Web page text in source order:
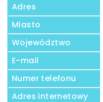
Adres
Miasto
Województwo
E-mail
Numer telefonu
Adres internetowy